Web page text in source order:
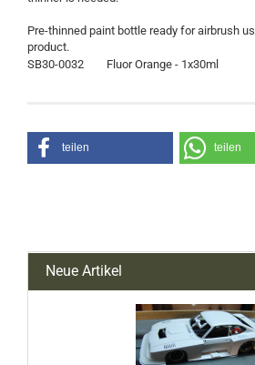
Pre-thinned paint bottle ready for airbrush
product.
SB30-0032
Fluor Orange - 1x30ml
teilen teilen
Neue Artikel